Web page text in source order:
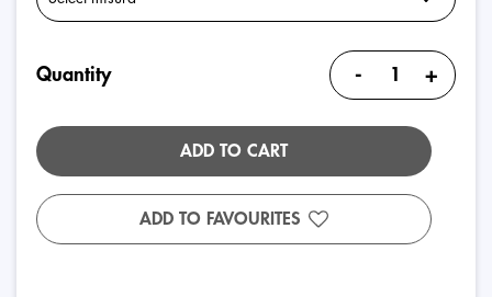
Quantity - +
ADD TO CART
ADD TO FAVOURITES